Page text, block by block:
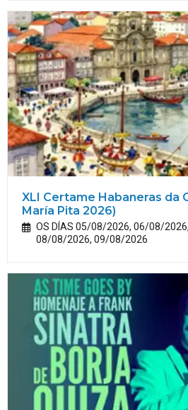
XLI Certame Habaneras da
María Pita 2026)
OS DÍAS 05/08/2026, 06/08/
08/08/2026, 09/08/2026